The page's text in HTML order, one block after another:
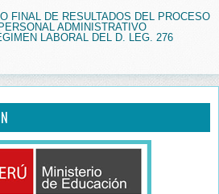
FINAL DE RESULTADOS DEL PROCESO
ADMINISTRATIVO
LABORAL DEL D. LEG. 276